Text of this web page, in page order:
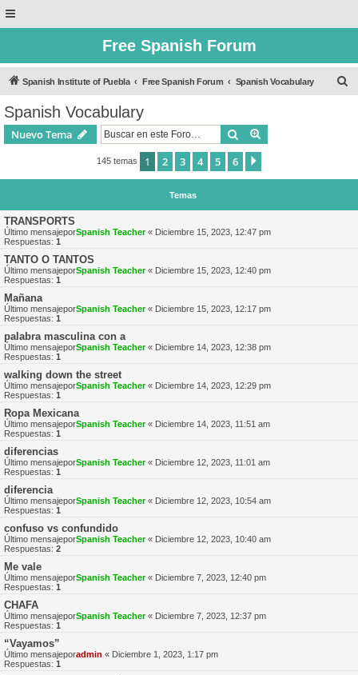
Free Spanish Forum
Spanish Institute of Puebla Free Spanish Forum Spanish Vocabulary
Spanish Vocabulary
Nuevo Tema Buscar
145 temas 1 2 3 4 5 6
Temas
TRANSPORTS
Último mensajeporSpanish Teacher« Diciembre 15, 2023, 12:47 pm
Respuestas: 1
TANTO O TANTOS
Último mensajeporSpanish Teacher« Diciembre 15, 2023, 12:40 pm
Respuestas: 1
Mañana
Último mensajeporSpanish Teacher« Diciembre 15, 2023, 12:17 pm
Respuestas: 1
palabra masculina con a
Último mensajeporSpanish Teacher« Diciembre 14, 2023, 12:38 pm
Respuestas: 1
walking down the street
Último mensajeporSpanish Teacher« Diciembre 14, 2023, 12:29 pm
Respuestas: 1
Ropa Mexicana
Último mensajeporSpanish Teacher« Diciembre 14, 2023, 11:51 am
Respuestas: 1
diferencias
Último mensajeporSpanish Teacher« Diciembre 12, 2023, 11:01 am
Respuestas: 1
diferencia
Último mensajeporSpanish Teacher« Diciembre 12, 2023, 10:54 am
Respuestas: 1
confuso vs confundido
Último mensajeporSpanish Teacher« Diciembre 12, 2023, 10:40 am
Respuestas: 2
Me vale
Último mensajeporSpanish Teacher« Diciembre 7, 2023, 12:40 pm
Respuestas: 1
CHAFA
Último mensajeporSpanish Teacher« Diciembre 7, 2023, 12:37 pm
Respuestas: 1
“Vayamos”
Último mensajeporadmin « Diciembre 1, 2023, 1:17 pm
Respuestas: 1